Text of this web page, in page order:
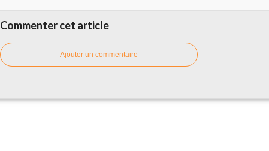
Commenter cet article
Ajouter un commentaire